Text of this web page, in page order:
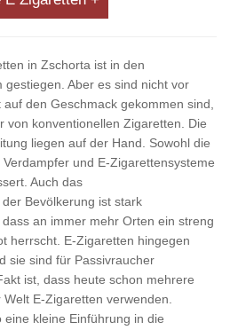
in Zschorta ist in den
Aber es sind nicht vor
den Geschmack gekommen sind,
von konventionellen Zigaretten. Die
liegen auf der Hand. Sowohl die
und E-Zigarettensysteme
Auch das
Bevölkerung ist stark
an immer mehr Orten ein streng
herrscht. E-Zigaretten hingegen
sie sind für Passivraucher
ist, dass heute schon mehrere
E-Zigaretten verwenden.
kleine Einführung in die